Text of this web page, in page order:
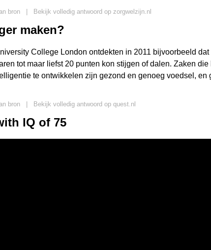
bron Bekijk volledig antwoord op zorgwelzijn.nl
maken?
College London ontdekten in 2011 bijvoorbeeld dat
tot maar liefst 20 punten kon stijgen of dalen. Zaken die
te ontwikkelen zijn gezond en genoeg voedsel, en
bron Bekijk volledig antwoord op quest.nl
IQ of 75